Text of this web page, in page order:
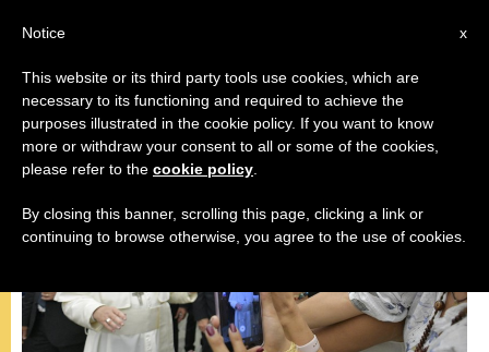
PAPA FRANCESCO
x
Notice
This website or its third party tools use cookies, which are
necessary to its functioning and required to achieve the
purposes illustrated in the cookie policy. If you want to know
more or withdraw your consent to all or some of the cookies,
please refer to the cookie policy
By closing this banner, scrolling this page, clicking a link or
continuing to browse otherwise, you agree to the use of cookies.